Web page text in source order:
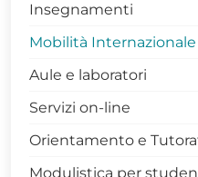
Contatti
Gruppo di
PhDiaries
Infrastrutture di
Insegnamenti
Competenze
Archivio
Archivio
Matematica (L 35)
Mobilità Internazionale
Aule e laboratori
Servizi on-line
Orientamento e
Modulistica per